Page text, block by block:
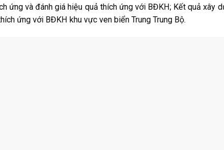
ứng và đánh giá hiệu quả thích ứng với BĐKH; Kết quả xây
ứng với BĐKH khu vực ven biển Trung Trung Bộ.